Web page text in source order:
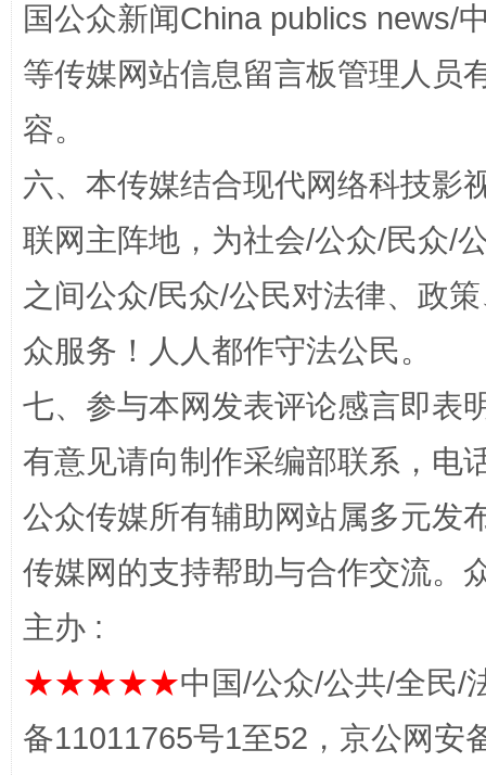
招工难、用工荒背后
网上购药对药下症？
这是一记警钟！ 谢
国公众新闻China publics news/
等传媒网站信息留言板管理人员
容。
六、本传媒结合现代网络科技影
联网主阵地，为社会/公众/民众/
之间公众/民众/公民对法律、政
众服务！人人都作守法公民。
七、参与本网发表评论感言即表
有意见请向制作采编部联系，电
公众传媒所有辅助网站属多元发
传媒网的支持帮助与合作交流。
主办 :
★★★★★中国/公众/公共/全民/
备11011765号1至52，京公网安